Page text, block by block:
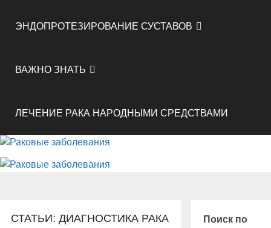
ЭНДОПРОТЕЗИРОВАНИЕ СУСТАВОВ
ВАЖНО ЗНАТЬ
ЛЕЧЕНИЕ РАКА НАРОДНЫМИ СРЕДСТВАМИ
СТАТЬИ: ДИАГНОСТИКА РАКА
Поиск по